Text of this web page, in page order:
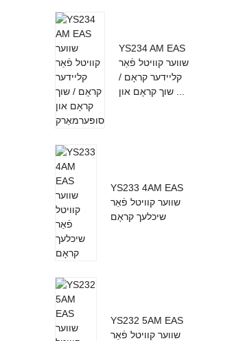
YS234 AM EAS
שווער קוויטל פֿאַר
קליידער קראָם /
שוך קראָם און ...
YS233 4AM EAS
שווער קוויטל פֿאַר
שיכלעך קראָם
YS232 5AM EAS
שווער קוויטל פֿאַר